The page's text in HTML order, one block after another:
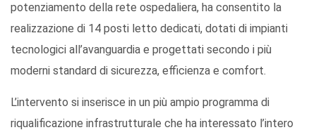
potenziamento della rete ospedaliera, ha consentito la
realizzazione di 14 posti letto dedicati, dotati di impianti
tecnologici all’avanguardia e progettati secondo i più
moderni standard di sicurezza, efficienza e comfort.
L’intervento si inserisce in un più ampio programma di
riqualificazione infrastrutturale che ha interessato l’intero